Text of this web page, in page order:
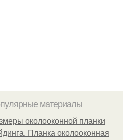
материалы
околооконной планки
Планка околооконная